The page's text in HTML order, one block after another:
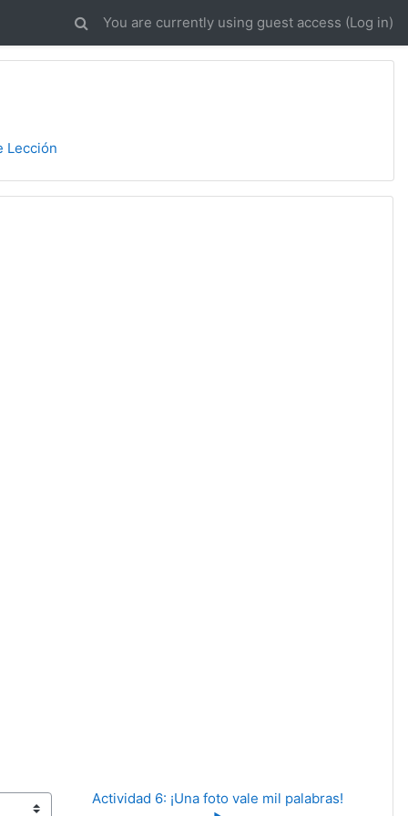
You are currently using guest access (Log in)
Lección
Actividad 6: ¡Una foto vale mil palabras!